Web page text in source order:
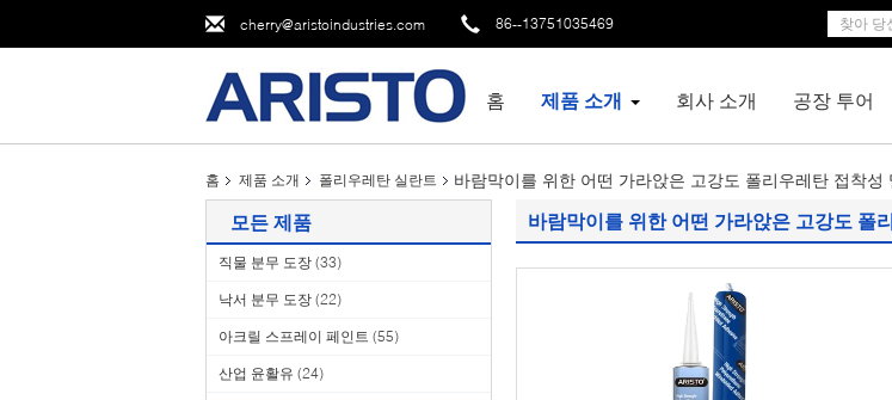
cherry@aristoindustries.com 86--13751035469
홈 제품 소개 회사 소개 공장 투어
홈 제품 소개 폴리우레탄 실란트 바람막이를 위한 어떤 가라앉은 고강도 폴리우레탄 접착성
모든 제품
직물 분무 도장 (33)
낙서 분무 도장 (22)
아크릴 스프레이 페인트 (55)
산업 윤활유 (24)
바람막이를 위한 어떤 가라앉은 고강도 폴